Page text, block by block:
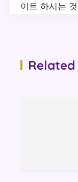
이트 하시는
Related